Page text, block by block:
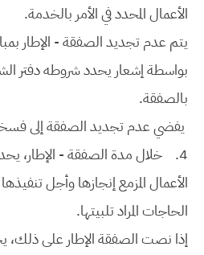
الأعمال المحدد في الأمر بالخدمة.
يتم عدم تجديد الصفقة - الإطار
بواسطة إشعار يحدد شروطه دفتر
بالصفقة.
يفضي عدم تجديد الصفقة إلى
4.
خلال مدة الصفقة - الإطار،
الأعمال المزمع إنجازها وأجل
الحاجات المراد تلبيتها.
إذا نصت الصفقة الإطار على ذلك،